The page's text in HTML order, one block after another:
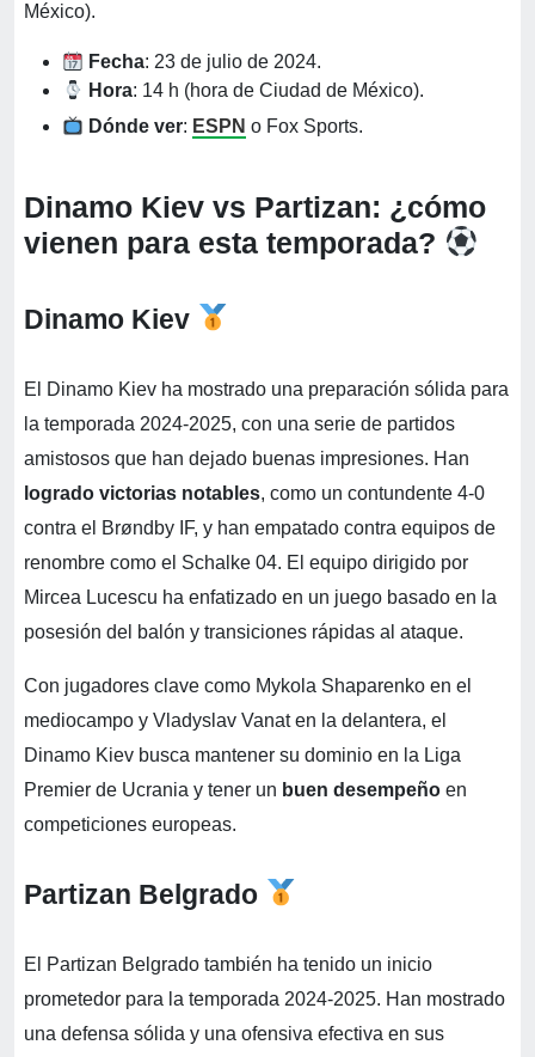
México).
Fecha: 23 de julio de 2024.
Hora: 14 h (hora de Ciudad de México).
Dónde ver: ESPN o Fox Sports.
Dinamo Kiev vs Partizan: ¿cómo
vienen para esta temporada?
Dinamo Kiev
El Dinamo Kiev ha mostrado una preparación sólida para
la temporada 2024-2025, con una serie de partidos
amistosos que han dejado buenas impresiones. Han
logrado victorias notables, como un contundente 4-0
contra el Brøndby IF, y han empatado contra equipos de
renombre como el Schalke 04. El equipo dirigido por
Mircea Lucescu ha enfatizado en un juego basado en la
posesión del balón y transiciones rápidas al ataque.
Con jugadores clave como Mykola Shaparenko en el
mediocampo y Vladyslav Vanat en la delantera, el
Dinamo Kiev busca mantener su dominio en la Liga
Premier de Ucrania y tener un buen desempeño en
competiciones europeas.
Partizan Belgrado
El Partizan Belgrado también ha tenido un inicio
prometedor para la temporada 2024-2025. Han mostrado
una defensa sólida y una ofensiva efectiva en sus